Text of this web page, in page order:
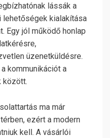
lássák a
kialakítása
Egy jól működő honlap
üzenetküldésre.
kommunikációt a
között.
ma már
ezért a modern
kell. A vásárlói